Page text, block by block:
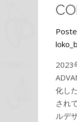
2023
化し
され
ルデ